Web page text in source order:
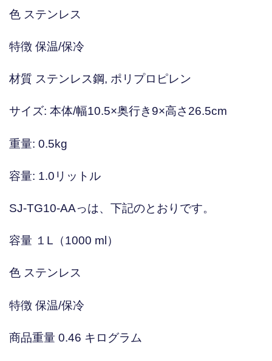
色 ステンレス
特徴 保温/保冷
材質 ステンレス鋼, ポリプロピレン
サイズ: 本体/幅10.5×奥行き9×高さ26.5cm
重量: 0.5kg
容量: 1.0リットル
SJ-TG10-AAっは、下記のとおりです。
容量 １L（1000 ml）
色 ステンレス
特徴 保温/保冷
商品重量 0.46 キログラム